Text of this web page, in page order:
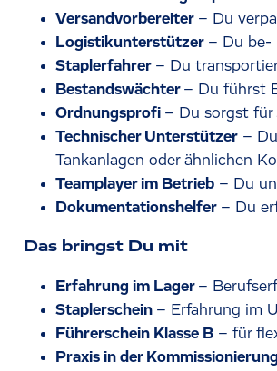
Versandvorbereiter – Du
Logistikunterstützer – Du be-
Staplerfahrer – Du
Bestandswächter – Du führst
Ordnungsprofi – Du sorgst für
Technischer Unterstützer –
Tankanlagen oder ähnlichen
Teamplayer im Betrieb – Du
Dokumentationshelfer – Du
Das bringst Du mit
Erfahrung im Lager –
Staplerschein – Erfahrung im
Führerschein Klasse B – für
Praxis in der Kommissionierung